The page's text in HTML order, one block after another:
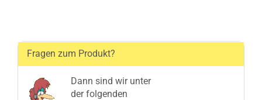
Fragen zum Produkt?
Dann sind wir unter
der folgenden